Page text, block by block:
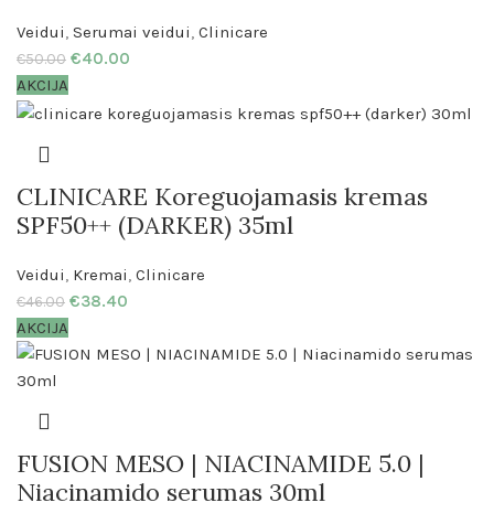
Veidui, Serumai veidui, Clinicare
€50.00 €40.00
AKCIJA
CLINICARE Koreguojamasis kremas
SPF50++ (DARKER) 35ml
Veidui, Kremai, Clinicare
€46.00 €38.40
AKCIJA
FUSION MESO | NIACINAMIDE 5.0 |
Niacinamido serumas 30ml